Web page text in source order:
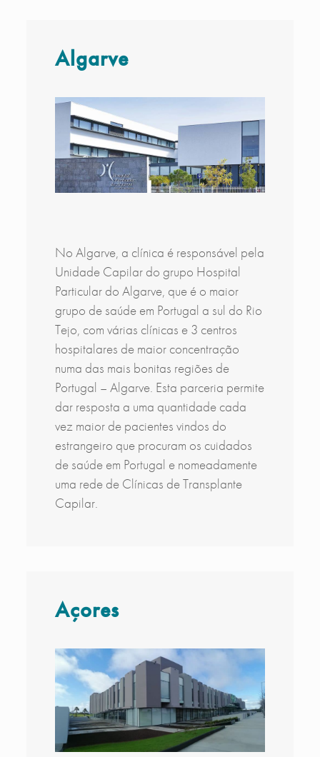
Algarve
No Algarve, a clínica é responsável pela
Unidade Capilar do grupo Hospital
Particular do Algarve, que é o maior
grupo de saúde em Portugal a sul do Rio
Tejo, com várias clínicas e 3 centros
hospitalares de maior concentração
numa das mais bonitas regiões de
Portugal – Algarve. Esta parceria permite
dar resposta a uma quantidade cada
vez maior de pacientes vindos do
estrangeiro que procuram os cuidados
de saúde em Portugal e nomeadamente
uma rede de Clínicas de Transplante
Capilar.
Açores